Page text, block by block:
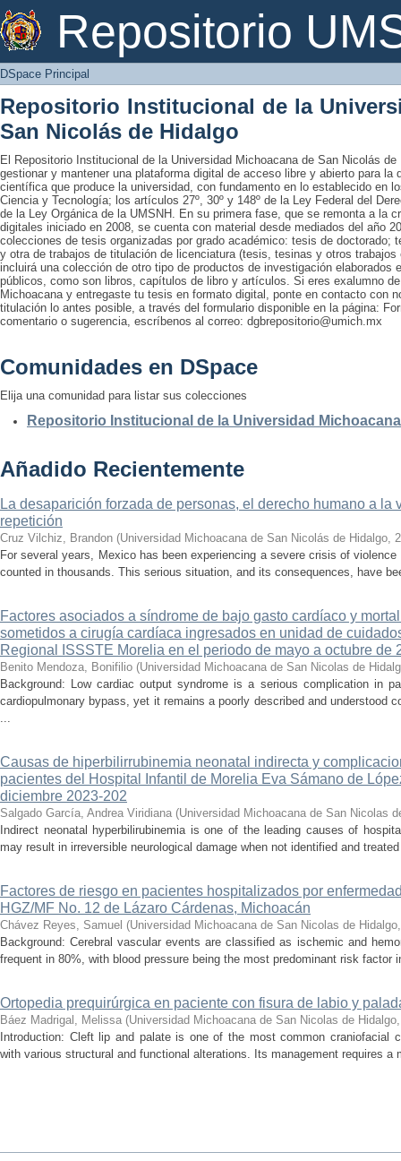
Repositorio
DSpace Principal
DSpace Principal
Repositorio Institucional de la
San Nicolás de Hidalgo
El Repositorio Institucional de la Universidad Michoacana de San Nicolás
gestionar y mantener una plataforma digital de acceso libre y abierto para la
científica que produce la universidad, con fundamento en lo establecido en
Ciencia y Tecnología; los artículos 27º, 30º y 148º de la Ley Federal del
de la Ley Orgánica de la UMSNH. En su primera fase, que se remonta a la
digitales iniciado en 2008, se cuenta con material desde mediados del año
colecciones de tesis organizadas por grado académico: tesis de doctorado;
y otra de trabajos de titulación de licenciatura (tesis, tesinas y otros
incluirá una colección de otro tipo de productos de investigación elaborados
públicos, como son libros, capítulos de libro y artículos. Si eres exalumno
Michoacana y entregaste tu tesis en formato digital, ponte en contacto con
titulación lo antes posible, a través del formulario disponible en la página:
comentario o sugerencia, escríbenos al correo: dgbrepositorio@umich.mx
Comunidades en DSpace
Elija una comunidad para listar sus colecciones
Repositorio Institucional de la Universidad
Añadido Recientemente
La desaparición forzada de personas, el derecho humano a la
repetición
Cruz Vilchiz, Brandon (Universidad Michoacana de San Nicolás de Hidalgo,
For several years, Mexico has been experiencing a severe crisis of
counted in thousands. This serious situation, and its consequences, have
Factores asociados a síndrome de bajo gasto cardíaco y
sometidos a cirugía cardíaca ingresados en unidad de
Regional ISSSTE Morelia en el periodo de mayo a octubre de
Benito Mendoza, Bonifilio (Universidad Michoacana de San Nicolas de
Background: Low cardiac output syndrome is a serious complication in
cardiopulmonary bypass, yet it remains a poorly described and understood
...
Causas de hiperbilirrubinemia neonatal indirecta y
pacientes del Hospital Infantil de Morelia Eva Sámano de
diciembre 2023-202
Salgado García, Andrea Viridiana (Universidad Michoacana de San Nicolas
Indirect neonatal hyperbilirubinemia is one of the leading causes of
may result in irreversible neurological damage when not identified and
Factores de riesgo en pacientes hospitalizados por
HGZ/MF No. 12 de Lázaro Cárdenas, Michoacán
Chávez Reyes, Samuel (Universidad Michoacana de San Nicolas de Hidalgo
Background: Cerebral vascular events are classified as ischemic and
frequent in 80%, with blood pressure being the most predominant risk factor
Ortopedia prequirúrgica en paciente con fisura de labio y
Báez Madrigal, Melissa (Universidad Michoacana de San Nicolas de Hidalgo
Introduction: Cleft lip and palate is one of the most common craniofacial
with various structural and functional alterations. Its management requires a